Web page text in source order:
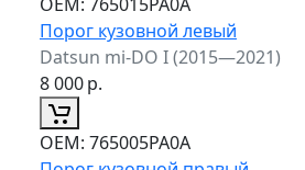
Порог кузовной левый
Datsun mi-DO I (2015—2021)
8 000р.
ОЕМ: 765005PA0A